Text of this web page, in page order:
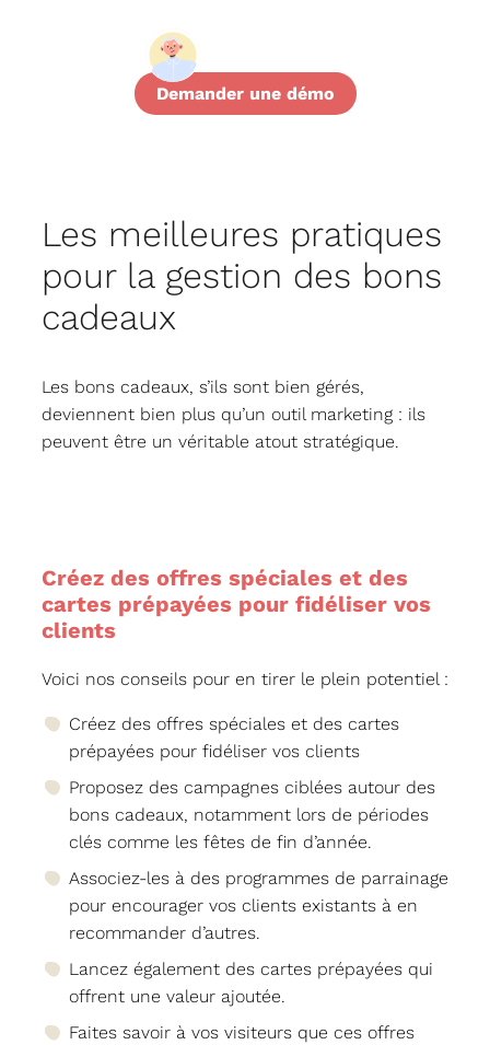
Demander une démo
Les meilleures pratiques
pour la gestion des bons
cadeaux
Les bons cadeaux, s’ils sont bien gérés,
deviennent bien plus qu’un outil marketing : ils
peuvent être un véritable atout stratégique.
Créez des offres spéciales et des
cartes prépayées pour fidéliser vos
clients
Voici nos conseils pour en tirer le plein potentiel :
Créez des offres spéciales et des cartes
prépayées pour fidéliser vos clients
Proposez des campagnes ciblées autour des
bons cadeaux, notamment lors de périodes
clés comme les fêtes de fin d’année.
Associez-les à des programmes de parrainage
pour encourager vos clients existants à en
recommander d’autres.
Lancez également des cartes prépayées qui
offrent une valeur ajoutée.
Faites savoir à vos visiteurs que ces offres